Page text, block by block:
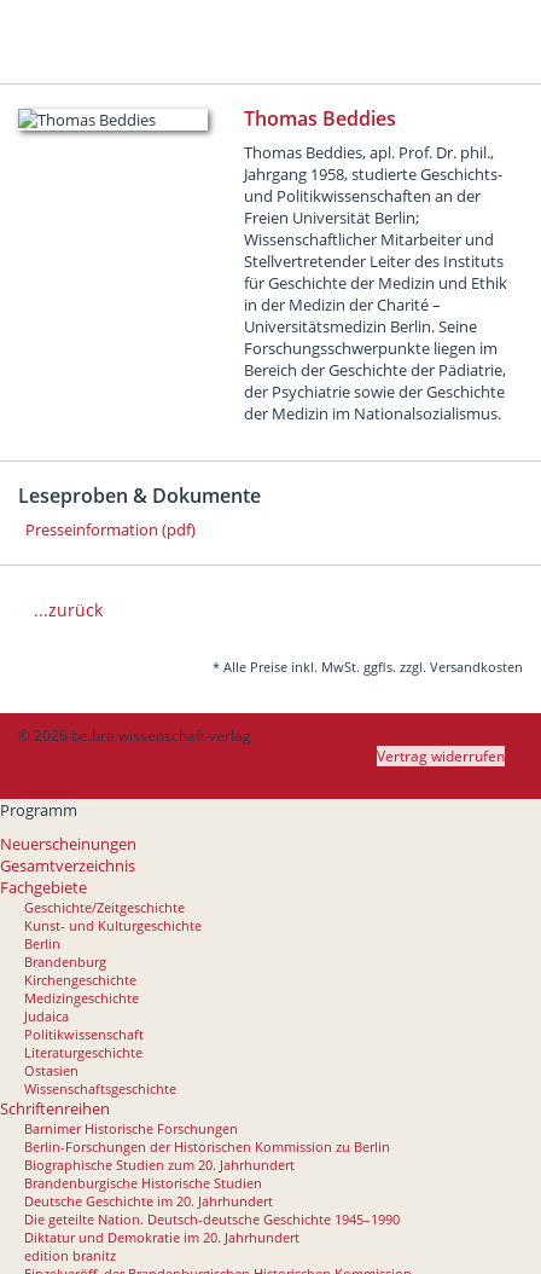
Thomas Beddies
Thomas Beddies, apl. Prof. Dr. phil.,
Jahrgang 1958, studierte Geschichts-
und Politikwissenschaften an der
Freien Universität Berlin;
Wissenschaftlicher Mitarbeiter und
Stellvertretender Leiter des Instituts
für Geschichte der Medizin und Ethik
in der Medizin der Charité –
Universitätsmedizin Berlin. Seine
Forschungsschwerpunkte liegen im
Bereich der Geschichte der Pädiatrie,
der Psychiatrie sowie der Geschichte
der Medizin im Nationalsozialismus.
Leseproben & Dokumente
Presseinformation (pdf)
...zurück
* Alle Preise inkl. MwSt. ggfls. zzgl. Versandkosten
© 2026 be.bra wissenschaft verlag
Vertrag widerrufen
Programm
Neuerscheinungen
Gesamtverzeichnis
Fachgebiete
Geschichte/Zeitgeschichte
Kunst- und Kulturgeschichte
Berlin
Brandenburg
Kirchengeschichte
Medizingeschichte
Judaica
Politikwissenschaft
Literaturgeschichte
Ostasien
Wissenschaftsgeschichte
Schriftenreihen
Barnimer Historische Forschungen
Berlin-Forschungen der Historischen Kommission zu Berlin
Biographische Studien zum 20. Jahrhundert
Brandenburgische Historische Studien
Deutsche Geschichte im 20. Jahrhundert
Die geteilte Nation. Deutsch-deutsche Geschichte 1945–1990
Diktatur und Demokratie im 20. Jahrhundert
edition branitz